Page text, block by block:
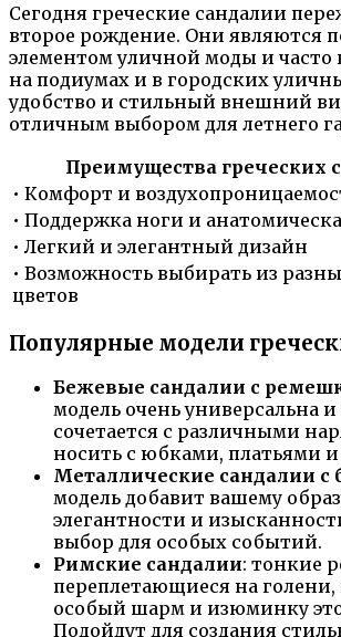
Сегодня греческие сандалии
второе рождение. Они являются
элементом уличной моды и часто
на подиумах и в городских
удобство и стильный внешний
отличным выбором для летнего
Преимущества греческих
• Комфорт и
• Поддержка ноги и
• Легкий и элегантный дизайн
• Возможность выбирать из
цветов
Популярные модели
Бежевые сандалии с
модель очень универсальна и
сочетается с различными
носить с юбками, платьями
Металлические сандалии с
модель добавит вашему
элегантности и
выбор для особых событий.
Римские сандалии: тонкие
переплетающиеся на
особый шарм и изюминку
Подойдут для создания